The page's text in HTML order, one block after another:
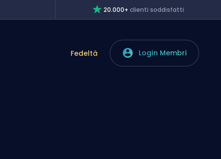
20.000+clienti soddisfatti
Fedeltà Login Membri